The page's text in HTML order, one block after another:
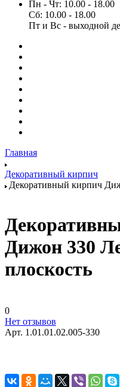
Пн - Чт: 10.00 - 18.00
Сб: 10.00 - 18.00
Пт и Вс - выходной
Главная
Декоративный кирпич
Декоративный кирпич
Дижон 330
плоскость
0
Нет отзывов
Арт. 1.01.01.02.005-330